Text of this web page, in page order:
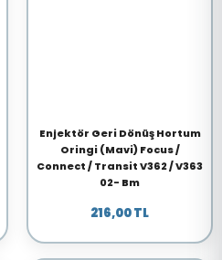
Enjektör Geri Dönüş Hortum
Oringi (Mavi) Focus /
Connect / Transit V362 / V363
02- Bm
216,00 TL